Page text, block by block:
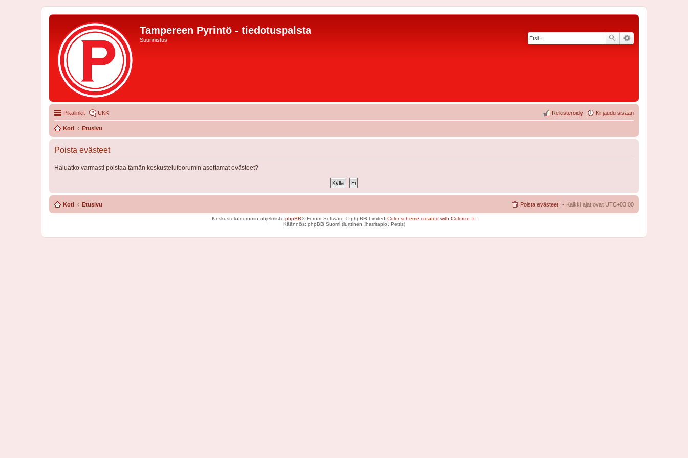
Tampereen Pyrintö - tiedotuspalsta
Suunnistus
Pikalinkit UKK Kirjaudu sisään
Rekisteröidy
Koti Etusivu
Poista evästeet
Haluatko varmasti poistaa tämän keskustelufoorumin asettamat evästeet?
Koti Etusivu Kaikki ajat ovat UTC+03:00
Poista evästeet
Keskustelufoorumin ohjelmisto phpBB® Forum Software © phpBB Limited Color scheme created with Colorize It
Käännös: phpBB Suomi (lurttinen, harritapio, Pettis)